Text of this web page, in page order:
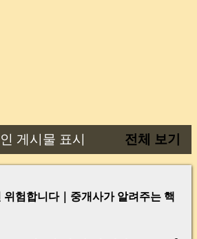
인 게시물 표시 전체 보기
위험합니다｜중개사가 알려주는 핵